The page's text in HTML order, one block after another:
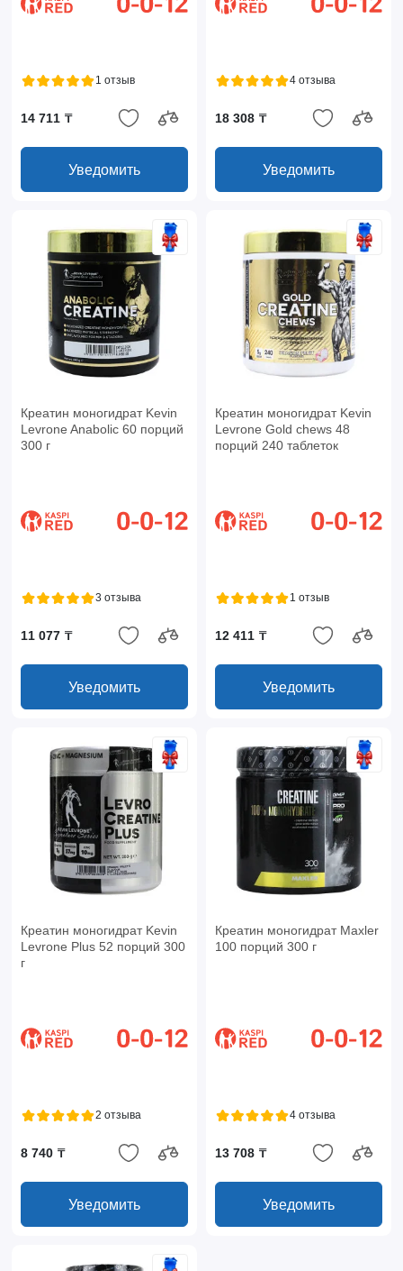
1 отзыв
14 711 ₸
Уведомить
4 отзыва
18 308 ₸
Уведомить
Креатин моногидрат Kevin
Levrone Anabolic 60 порций
300 г
3 отзыва
11 077 ₸
Уведомить
Креатин моногидрат Kevin
Levrone Gold chews 48
порций 240 таблеток
1 отзыв
12 411 ₸
Уведомить
Креатин моногидрат Kevin
Levrone Plus 52 порций 300
г
2 отзыва
8 740 ₸
Уведомить
Креатин моногидрат Maxler
100 порций 300 г
4 отзыва
13 708 ₸
Уведомить